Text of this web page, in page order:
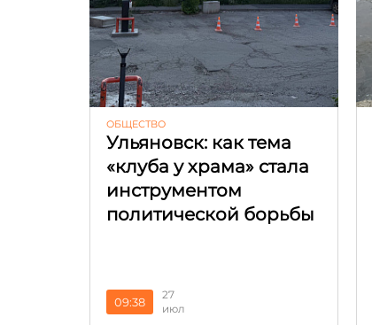
ОБЩЕСТВО
Ульяновск: как тема
«клуба у храма» стала
инструментом
политической борьбы
09:38
27
июл